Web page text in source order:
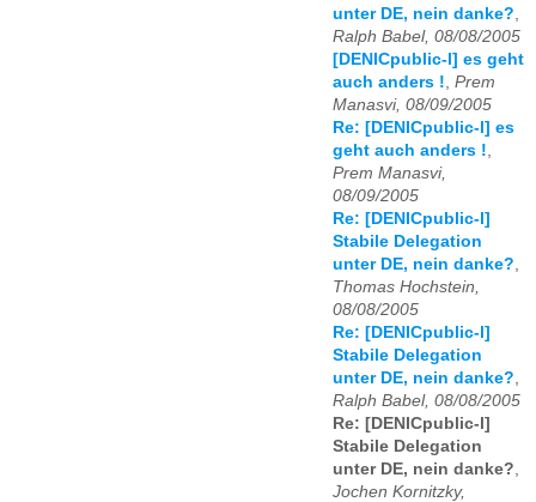
unter DE, nein danke?
Ralph Babel, 08/08/2005
[DENICpublic-l] es geht
auch anders ! Prem
Manasvi, 08/09/2005
Re: [DENICpublic-l] es
geht auch anders !
Prem Manasvi,
08/09/2005
Re: [DENICpublic-l]
Stabile Delegation
unter DE, nein danke?
Thomas Hochstein,
08/08/2005
Re: [DENICpublic-l]
Stabile Delegation
unter DE, nein danke?
Ralph Babel, 08/08/2005
Re: [DENICpublic-l]
Stabile Delegation
unter DE, nein danke?
Jochen Kornitzky,